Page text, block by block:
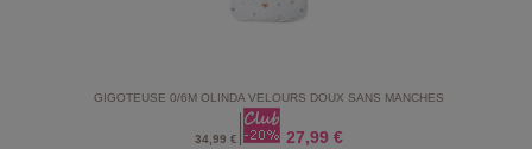
GIGOTEUSE 0/6M OLINDA VELOURS DOUX SANS MANCHES
34,99 € 27,99 €